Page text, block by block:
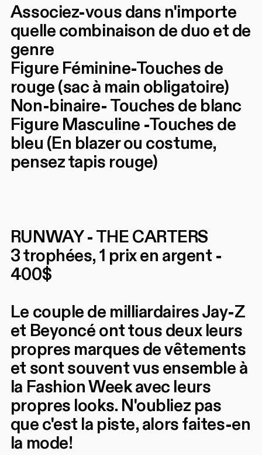
Associez-vous dans n'importe
quelle combinaison de duo et de
genre
Figure Féminine-Touches de
rouge (sac à main obligatoire)
Non-binaire- Touches de blanc
Figure Masculine -Touches de
bleu (En blazer ou costume,
pensez tapis rouge)
RUNWAY - THE CARTERS
3 trophées, 1 prix en argent -
400$
Le couple de milliardaires Jay-Z
et Beyoncé ont tous deux leurs
propres marques de vêtements
et sont souvent vus ensemble à
la Fashion Week avec leurs
propres looks. N'oubliez pas
que c'est la piste, alors faites-en
la mode!